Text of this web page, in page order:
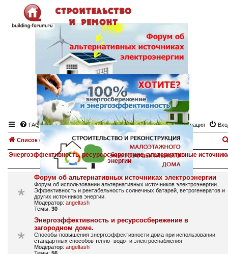
FAQ Регистрация
Список форумов
Энергоэффективность, ресурсосбережение, альтернативные
энергии
Форум об альтернативных источниках электроэнергии
Форум об использовании альтернативных источников электроэнергии.
Эффективность и рентабельность солнечных батарей, ветрогенератов и
других источников энергии.
Модератор: angeltash
Темы: 30
Энергоэффективность и ресурсосбережение в
загородном доме.
Способы повышения энергоэффективности дома при использовании
стандартных способов тепло- водо- и электроснабжения
Модератор: angeltash